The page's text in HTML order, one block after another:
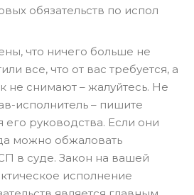
обязательств по испол
что ничего больше не
все, что от вас требуется, а
не снимают – жалуйтесь. Не
исполнитель – пишите
его руководства. Если они
можно обжаловать
в суде. Закон на вашей
исполнение